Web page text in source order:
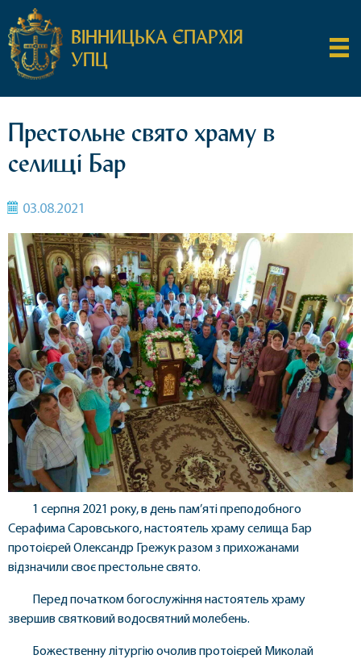
ВІННИЦЬКА ЄПАРХІЯ
УПЦ
Престольне свято храму в
селищі Бар
03.08.2021
1 серпня 2021 року, в день пам’яті преподобного
Серафима Саровського, настоятель храму селища Бар
протоієрей Олександр Грежук разом з прихожанами
відзначили своє престольне свято.
Перед початком богослужіння настоятель храму
звершив святковий водосвятний молебень.
Божественну літургію очолив протоієрей Миколай